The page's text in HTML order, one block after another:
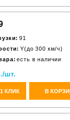
91
Y(до 300 км/ч)
есть в наличии
шт.
КЛИК В